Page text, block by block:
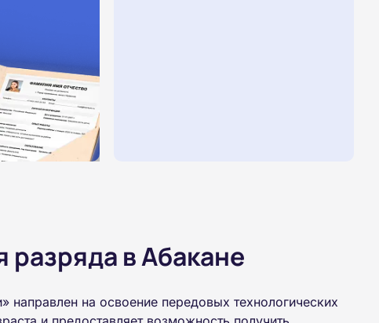
в Абакане
на освоение передовых технологических